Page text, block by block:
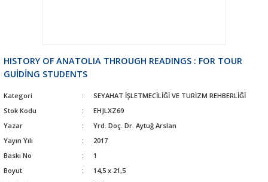
HISTORY OF ANATOLIA THROUGH READINGS : FOR TOUR
GUİDİNG STUDENTS
Kategori
SEYAHAT İŞLETMECİLİĞİ VE TURİZM REHBERLİĞİ
Stok Kodu
EHJLXZ69
Yazar
Yrd. Doç. Dr. Aytuğ Arslan
Yayın Yılı
2017
Baskı No
1
Boyut
14,5 x 21,5